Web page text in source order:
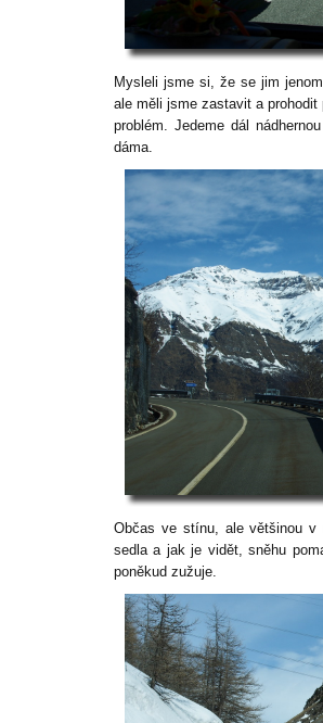
Mysleli jsme si, že se jim
ale měli jsme zastavit a
problém. Jedeme dál
dáma.
Občas ve stínu, ale většinou v
sedla a jak je vidět, sněhu
poněkud zužuje.